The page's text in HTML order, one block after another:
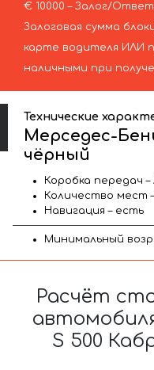
€ 10000 – Залог/
Залоговая сумма
карте водителя ИЛИ
наличными при
Технические
Мерседес-
чёрный
Коробка передач
Количество мест
Навигация – есть
Минимальный
Расчёт
S 500